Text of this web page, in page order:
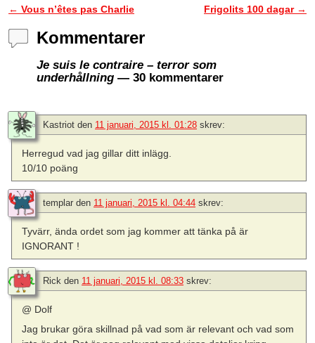
Inläggsnavigering
← Vous n’êtes pas Charlie Frigolits 100 dagar →
Kommentarer
Je suis le contraire – terror som
underhållning — 30 kommentarer
Kastriot den 11 januari, 2015 kl. 01:28 skrev:
Herregud vad jag gillar ditt inlägg.
10/10 poäng
templar den 11 januari, 2015 kl. 04:44 skrev:
Tyvärr, ända ordet som jag kommer att tänka på är
IGNORANT !
Rick den 11 januari, 2015 kl. 08:33 skrev:
@ Dolf
Jag brukar göra skillnad på vad som är relevant och vad som